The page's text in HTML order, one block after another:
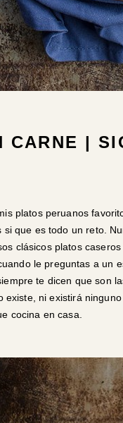
CARNE |
platos peruanos
que es todo un reto.
clásicos platos
le preguntas a un
te dicen que son
existe, ni existirá
cocina en casa.